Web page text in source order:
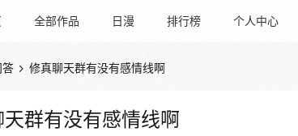
全部作品 日漫 排行榜 个人中心
答  修真聊天群有没有感情线啊
群有没有感情线啊